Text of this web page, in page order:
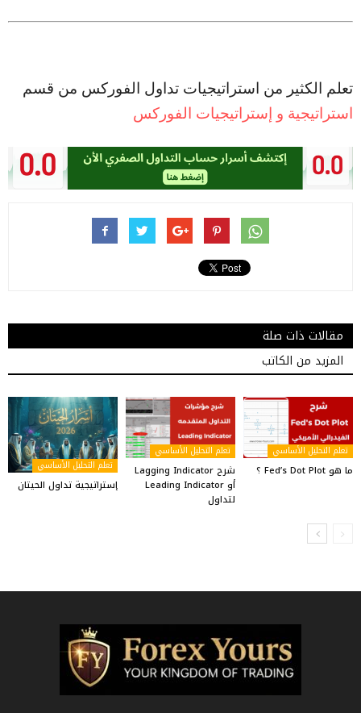
تعلم الكثير من استراتيجيات تداول الفوركس من قسم
استراتيجية و إستراتيجيات الفوركس
مقالات ذات صلة
المزيد من الكاتب
تعلم التحليل الأساسي
إستراتيجية تداول الحيتان
تعلم التحليل الأساسي
شرح Lagging Indicator
أو Leading Indicator
لتداول
تعلم التحليل الأساسي
ما هو Fed’s Dot Plot ؟